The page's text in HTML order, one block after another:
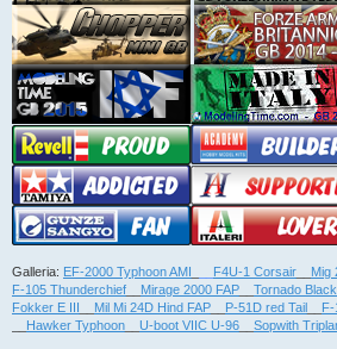
Galleria: EF-2000 Typhoon AMI F4U-1 Corsair Mig
F-105 Thunderchief
Mirage 2000 FAP Tornado
Fokker E III
Mil Mi 24D Hind FAP P-51D red Tail
Hawker Typhoon U-boot VIIC U-96 Sopwith